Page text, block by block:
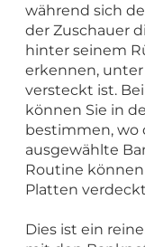
während sich
der Zuschauer
hinter seinem
erkennen,
versteckt ist.
können Sie in
bestimmen, wo
ausgewählte
Routine
Platten
Dies ist ein